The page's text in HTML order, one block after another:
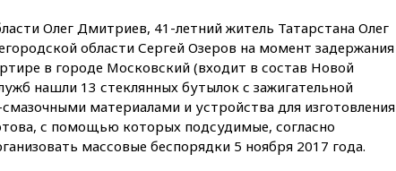
вчера, 22:00Путин поручил
выделить средства на новые
РЛС для Белгородской
области
вчера, 21:56 The Atlantic: Маск
отказал Украине в
использовании Starlink для
атак вглубь РФ
Олег Дмитриев, 41-летний житель Татарстана Олег
области Сергей Озеров на момент задержания
в городе Московский (входит в состав Новой
нашли 13 стеклянных бутылок с зажигательной
материалами и устройства для изготовления
с помощью которых подсудимые, согласно
массовые беспорядки 5 ноября 2017 года.